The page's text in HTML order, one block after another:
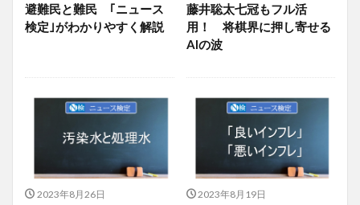
避難民と難民 ｢ニュース
検定｣がわかりやすく解説
藤井聡太七冠もフル活
用！ 将棋界に押し寄せる
AIの波
2023年8月26日 2023年8月19日